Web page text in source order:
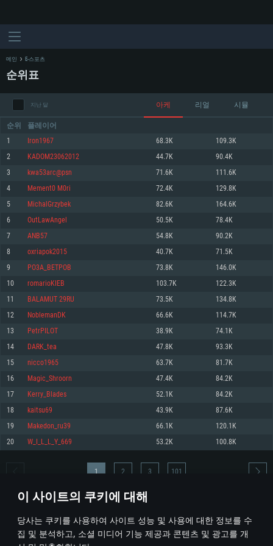
이 사이트의 쿠키에 대해
당사는 쿠키를 사용하여 사이트 성능 및 사용에 대한 정보를 수
집 및 분석하고, 소셜 미디어 기능 제공과 콘텐츠 및 광고를 개
시스템 요구사항
최소사양
운영체제: Windows 10 (64 bit)
프로세서: 2.2 GHz 듀얼코어 이상
메모리: 4GB
그래픽 카드: DirectX 11 이상을 지원하는 AMD Radeon 77XX / NVIDIA
GeForce GT 660. 최소 사양 해상도: 720p
네트워크: 브로드밴드 인터넷
여유 저장 공간: 22.1 GB (최소 클라이언트)
권장 사양
570 혹은 그 이상
여유 저장 공간: 62.2 GB (전체 클라이언트)
최소사양
운영체제: Mac OS Big Sur 11.0
프로세서: 최소 2.2 GHz의 Core i5 (Intel Xeon 은 지원하지 않습니다)
메모리: 6 GB
그래픽 카드: Metal 을 지원하는 Intel Iris Pro 5200 (Mac), 혹은 이와 비슷한 성
능을 가지는 Mac 버전의 AMD/Nvidia. 최소 해상도: 720p
네트워크: 브로드밴드 인터넷
여유 저장 공간: 22.1 GB (최소 클라이언트)
권장 사양
네트워크: 브로드밴드 인터넷
여유 저장 공간: 62.2 GB (전체 클라이언트)
최소사양
운영체제: 64bit Linux 중 최신 버전
프로세서: 2.4 GHz 듀얼코어
메모리: 4 GB
그래픽 카드: Vulkan 을 지원하고, 최신 그래픽 드라이버를 지원하는 NVIDIA
660 (6개월 미만) 혹은 그와 동급의 성능을 가지며 최신 그래픽 드라이버를 지
원하는 AMD (6개월 미만; 최소사양 지원 해상도 720p)
네트워크: 브로드밴드 인터넷
여유 저장 공간: 22.1 GB (최소 클라이언트)
권장 사양
운영체제: Ubuntu 20.04 64bit
프로세서: Intel Core i7
메모리: 16 GB
그래픽 카드: Vulkan 을 지원하고, 최신 그래픽 드라이버를 지원하는 NVIDIA
1060 (6개월 미만) 혹은 그와 동급의 성능을 가지며 최신 그래픽 드라이버를
지원하는 AMD RX 570 (6개월 미만; 최소사양 지원 해상도 720p) 이상
여유 저장 공간: 62.2 GB (전체 클라이언트)
메인 E-스포츠
순위표
지난 달 아케 리얼 시뮬
순위 플레이어
1 Iron1967 68.3K 109.3K
2 KADOM23062012 44.7K 90.4K
3 kwa53arc@psn 71.6K 111.6K
4 Mement0 M0ri 72.4K 129.8K
5 MichalGrzybek 82.6K 164.6K
6 OutLawAngel 50.5K 78.4K
7 ANB57 54.8K 90.2K
8 oxriapok2015 40.7K 71.5K
9 PO3A_BETPOB 73.8K 146.0K
10 romarioKIEB 103.7K 122.3K
11 BALAMUT 29RU 73.5K 134.8K
12 NoblemanDK 66.6K 114.7K
13 PetrPILOT 38.9K 74.1K
14 DARK_tea 47.8K 93.3K
15 nicco1965 63.7K 81.7K
16 Magic_Shroorn 47.4K 84.2K
17 Kerry_Blades 52.1K 84.2K
18 kaitsu69 43.9K 87.6K
19 Makedon_ru39 66.1K 120.1K
20 W_I_L_L_Y_669 53.2K 100.8K
* 순위표는 매일 1회 갱신됩니다
1 2 3 101